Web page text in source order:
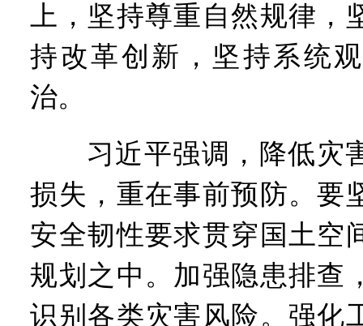
上，坚持尊重自然规律，
持改革创新，坚持系统
治。
习近平强调，降低灾
损失，重在事前预防。要
安全韧性要求贯穿国土空
规划之中。加强隐患排查
识别各类灾害风险。强化